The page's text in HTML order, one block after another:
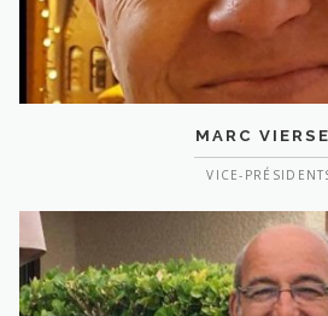
MARC
VICE-